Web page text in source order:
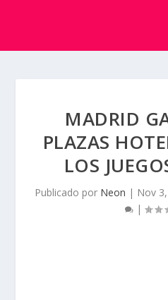
MADRID
PLAZAS
LOS
Publicado por Neon | Nov
|